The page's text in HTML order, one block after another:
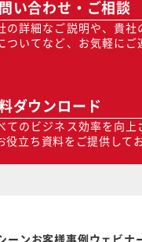
い合わせ・ご相談
の詳細なご説明や、貴社
ついてなど、お気軽にご
ダウンロード
てのビジネス効率を向上
役立ち資料をご提供して